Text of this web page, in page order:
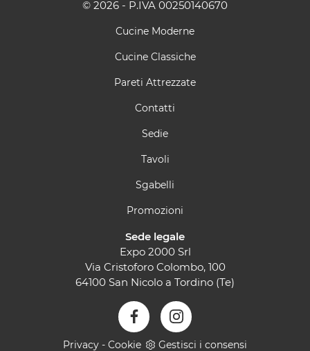
© 2026 - P.IVA 00250140670
Cucine Moderne
Cucine Classiche
Pareti Attrezzate
Contatti
Sedie
Tavoli
Sgabelli
Promozioni
Sede legale
Expo 2000 Srl
Via Cristoforo Colombo, 100
64100 San Nicolo a Tordino (Te)
Privacy - Cookie Gestisci i consensi